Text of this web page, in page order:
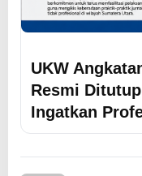
UKW
Resmi
Ingatkan